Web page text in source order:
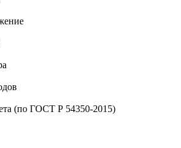
(по ГОСТ Р 54350-2015)